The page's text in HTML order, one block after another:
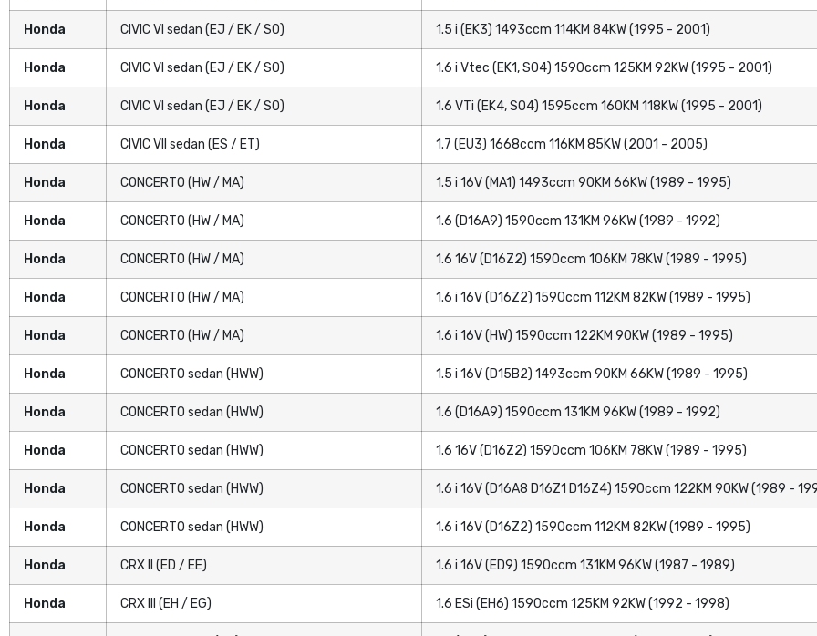
Honda CIVIC VI sedan (EJ / EK / SO) 1.5 i (EK3) 1493ccm 114KM 84KW (1995 - 2001)
Honda CIVIC VI sedan (EJ / EK / SO) 1.6 i Vtec (EK1, SO4) 1590ccm 125KM 92KW (1995 - 2001)
Honda CIVIC VI sedan (EJ / EK / SO) 1.6 VTi (EK4, SO4) 1595ccm 160KM 118KW (1995 - 2001)
Honda CIVIC VII sedan (ES / ET) 1.7 (EU3) 1668ccm 116KM 85KW (2001 - 2005)
Honda CONCERTO (HW / MA) 1.5 i 16V (MA1) 1493ccm 90KM 66KW (1989 - 1995)
Honda CONCERTO (HW / MA) 1.6 (D16A9) 1590ccm 131KM 96KW (1989 - 1992)
Honda CONCERTO (HW / MA) 1.6 16V (D16Z2) 1590ccm 106KM 78KW (1989 - 1995)
Honda CONCERTO (HW / MA) 1.6 i 16V (D16Z2) 1590ccm 112KM 82KW (1989 - 1995)
Honda CONCERTO (HW / MA) 1.6 i 16V (HW) 1590ccm 122KM 90KW (1989 - 1995)
Honda CONCERTO sedan (HWW) 1.5 i 16V (D15B2) 1493ccm 90KM 66KW (1989 - 1995)
Honda CONCERTO sedan (HWW) 1.6 (D16A9) 1590ccm 131KM 96KW (1989 - 1992)
Honda CONCERTO sedan (HWW) 1.6 16V (D16Z2) 1590ccm 106KM 78KW (1989 - 1995)
Honda CONCERTO sedan (HWW) 1.6 i 16V (D16A8 D16Z1 D16Z4) 1590ccm 122KM 90KW (1989 -
Honda CONCERTO sedan (HWW) 1.6 i 16V (D16Z2) 1590ccm 112KM 82KW (1989 - 1995)
Honda CRX II (ED / EE) 1.6 i 16V (ED9) 1590ccm 131KM 96KW (1987 - 1989)
Honda CRX III (EH / EG) 1.6 ESi (EH6) 1590ccm 125KM 92KW (1992 - 1998)